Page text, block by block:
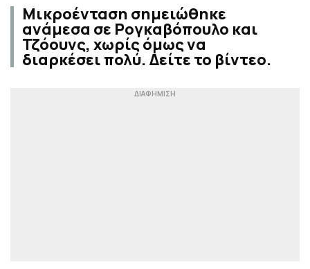
Μικροένταση σημειώθηκε
ανάμεσα σε Ρογκαβόπουλο και
Τζόουνς, χωρίς όμως να
διαρκέσει πολύ. Δείτε το βίντεο.